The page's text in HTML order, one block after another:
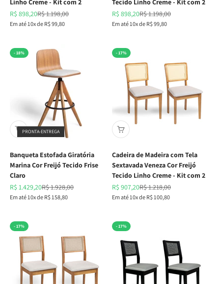
Linho Creme - Kit com 2
Preço promocional
R$ 898,20Preço normal
R$ 1.198,00
Em até 10x de R$ 99,80
Tecido Linho Creme - Kit com 2
Preço promocional
R$ 898,20Preço normal
R$ 1.198,00
Em até 10x de R$ 99,80
- 18%
PRONTA-ENTREGA
Banqueta Estofada Giratória
Marina Cor Freijó Tecido Frise
Claro
Preço promocional
R$ 1.429,20Preço normal
R$ 1.928,00
Em até 10x de R$ 158,80
- 17%
Cadeira de Madeira com Tela
Sextavada Veneza Cor Freijó
Tecido Linho Creme - Kit com 2
Preço promocional
R$ 907,20Preço normal
R$ 1.218,00
Em até 10x de R$ 100,80
- 17% - 17%